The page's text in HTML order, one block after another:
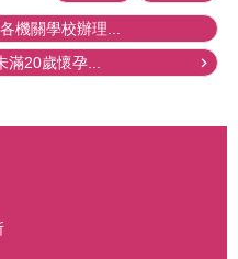
機關學校辦理...
滿20歲懷孕...